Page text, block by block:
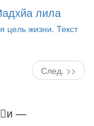
лила
цель жизни. Текст
След. >>
—